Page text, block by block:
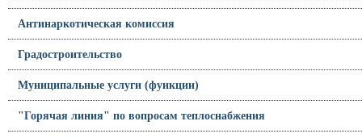
Антинаркотическая комиссия
Градостроительство
Муниципальные услуги (функции)
"Горячая линия" по вопросам теплоснабжения